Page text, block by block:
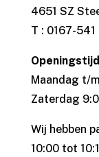
4651 SZ
T : 0167-541
Maandag t/
Zaterdag
Wij hebben
10:00 tot